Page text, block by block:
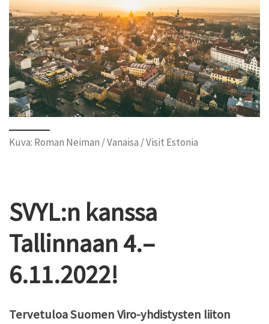
Kuva: Roman Neiman / Vanaisa / Visit Estonia
SVYL:n kanssa
Tallinnaan 4.–
6.11.2022!
Tervetuloa Suomen Viro-yhdistysten liiton